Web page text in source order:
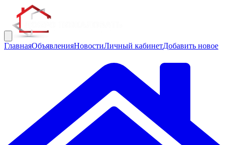
ГлавнаяОбъявленияНовостиЛичный кабинетДобавить новое